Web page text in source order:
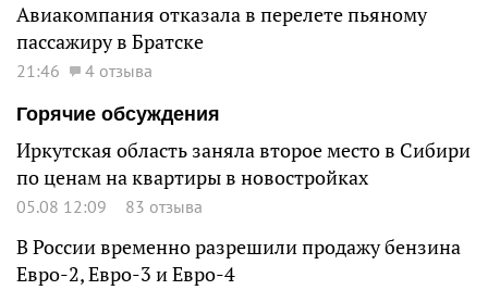
Авиакомпания отказала в перелете пьяному
пассажиру в Братске
21:46
4 отзыва
Горячие обсуждения
Иркутская область заняла второе место в Сибири
по ценам на квартиры в новостройках
05.08 12:09 83 отзыва
В России временно разрешили продажу бензина
Евро-2, Евро-3 и Евро-4